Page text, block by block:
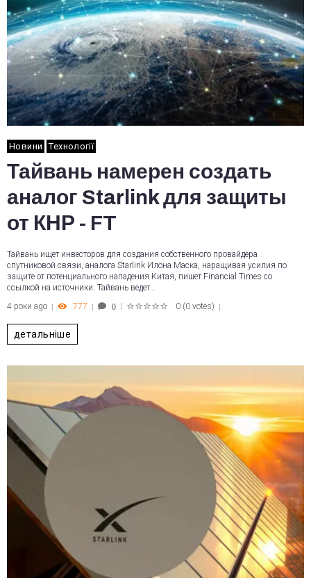
Новини Технології
Тайвань намерен создать
аналог Starlink для защиты
от КНР - FT
Тайвань ищет инвесторов для создания собственного провайдера
спутниковой связи, аналога Starlink Илона Маска, наращивая усилия по
защите от потенциального нападения Китая, пишет Financial Times со
ссылкой на источники. Тайвань ведет…
4 роки ago
777 0 0 (0 votes)
детальніше